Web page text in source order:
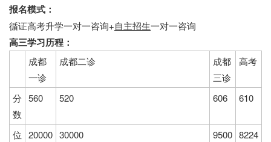
报名模式：
循证高考升学一对一咨询+自主招生一对一咨询
高三学习历程：
成都
一诊
成都二诊
成都
三诊
高考
分
数
560 520 606 610
位 20000 30000
9500 8224